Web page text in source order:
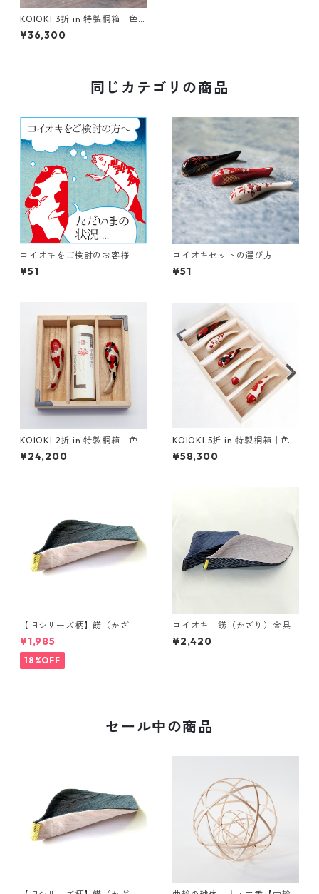
KOIOKI 3折 in 特製桐箱｜色
漆錦鯉3種セット【限定数 受注
販売 2026年5月〜お届け予
¥36,300
同じカテゴリの商品
コイオキをご検討のお客様
へ 料金変更と受注状況のご
案内
¥51
コイオキセットの選び方
¥51
KOIOKI 2折 in 特製桐箱｜色
漆錦鯉2種セット【限定数 受注
販売 2026年5月〜お届け予
¥24,200
KOIOKI 5折 in 特製桐箱｜色漆
錦鯉5種セット【限定数 受注販
売 2026年5月〜お届け予
¥58,300
【旧シリーズ柄】餝（かざ
り）金具付き 小千谷縮コース
ター（単品）
¥1,985
18%OFF
コイオキ 餝（かざり）金具
付き 小千谷縮コースター（単
品）
¥2,420
セール中の商品